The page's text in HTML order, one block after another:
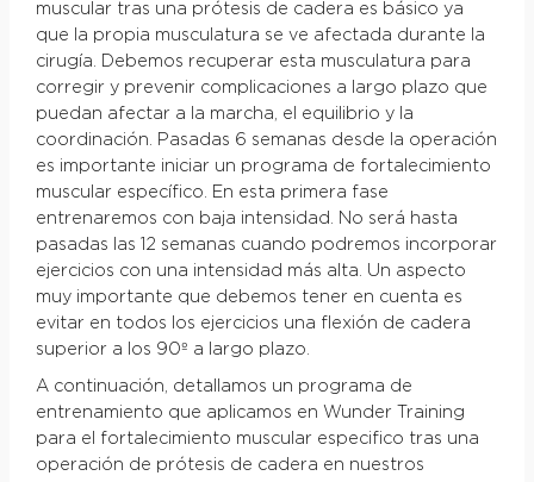
muscular tras una prótesis de cadera es básico ya
que la propia musculatura se ve afectada durante la
cirugía. Debemos recuperar esta musculatura para
corregir y prevenir complicaciones a largo plazo que
puedan afectar a la marcha, el equilibrio y la
coordinación. Pasadas 6 semanas desde la operación
es importante iniciar un programa de fortalecimiento
muscular específico. En esta primera fase
entrenaremos con baja intensidad. No será hasta
pasadas las 12 semanas cuando podremos incorporar
ejercicios con una intensidad más alta. Un aspecto
muy importante que debemos tener en cuenta es
evitar en todos los ejercicios una flexión de cadera
superior a los 90º a largo plazo.
A continuación, detallamos un programa de
entrenamiento que aplicamos en Wunder Training
para el fortalecimiento muscular especifico tras una
operación de prótesis de cadera en nuestros